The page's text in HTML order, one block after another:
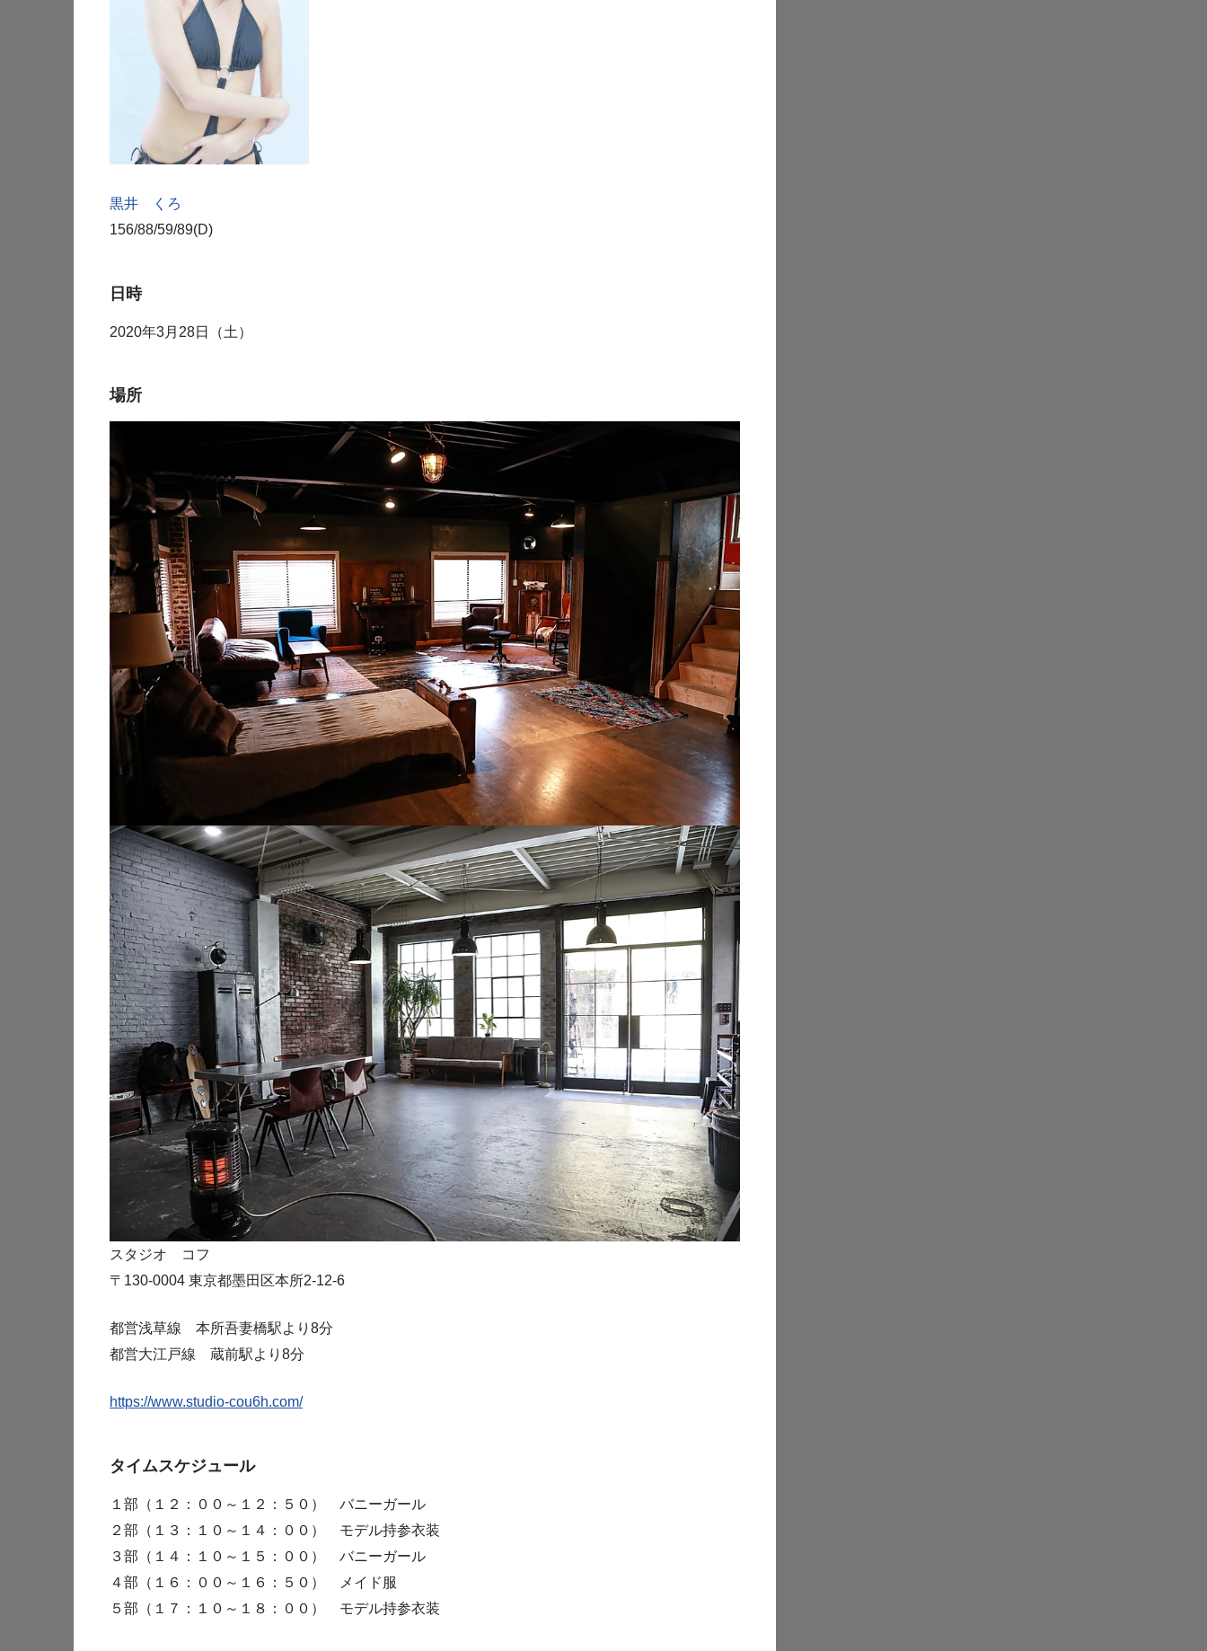
黒井 くろ
156/88/59/89(D)
日時
2020年3月28日（土）
場所
スタジオ コフ
〒130-0004 東京都墨田区本所2-12-6
都営浅草線 本所吾妻橋駅より8分
都営大江戸線 蔵前駅より8分
https://www.studio-cou6h.com/
タイムスケジュール
１部（１２：００～１２：５０） バニーガール
２部（１３：１０～１４：００） モデル持参衣装
３部（１４：１０～１５：００） バニーガール
４部（１６：００～１６：５０） メイド服
５部（１７：１０～１８：００） モデル持参衣装